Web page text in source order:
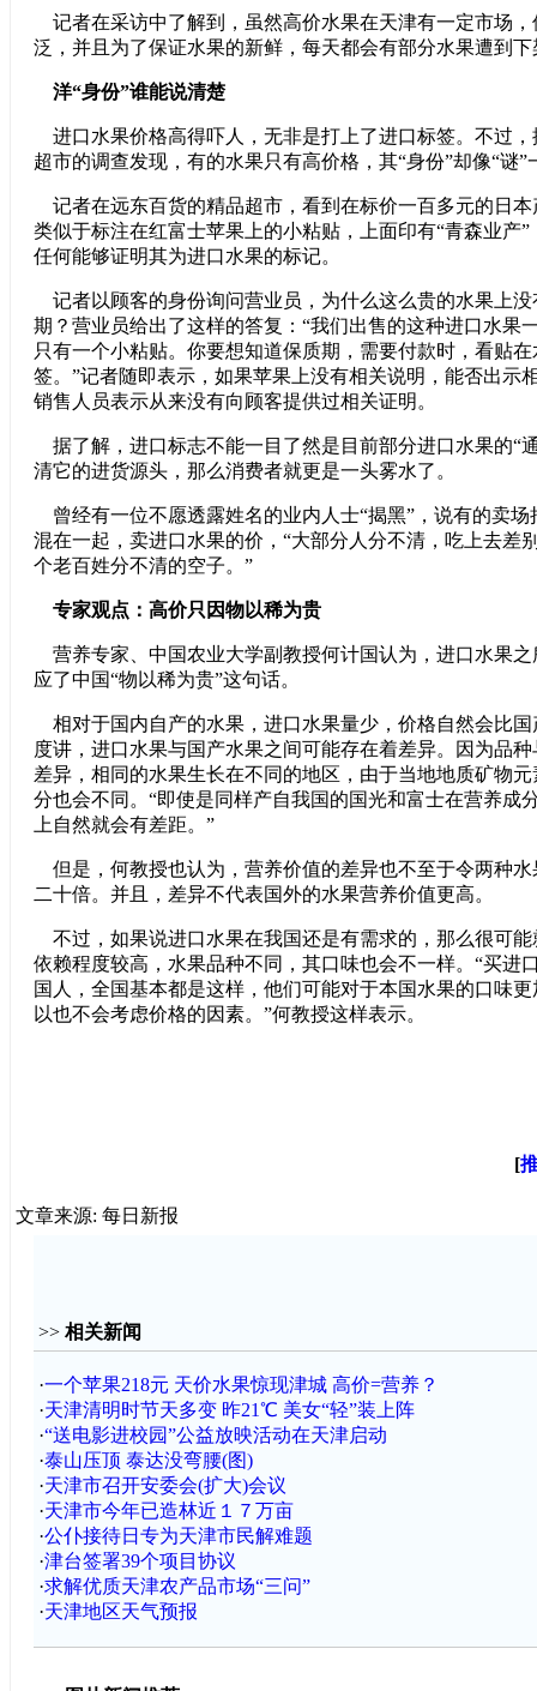
记者在采访中了解到，虽然高价水果在天津有一定市场
泛，并且为了保证水果的新鲜，每天都会有部分水果遭到
洋“身份”谁能说清楚
进口水果价格高得吓人，无非是打上了进口标签。不过
超市的调查发现，有的水果只有高价格，其“身份”却像“谜”
记者在远东百货的精品超市，看到在标价一百多元的日
类似于标注在红富士苹果上的小粘贴，上面印有“青森业产
任何能够证明其为进口水果的标记。
记者以顾客的身份询问营业员，为什么这么贵的水果上
期？营业员给出了这样的答复：“我们出售的这种进口水果
只有一个小粘贴。你要想知道保质期，需要付款时，看贴
签。”记者随即表示，如果苹果上没有相关说明，能否出示
销售人员表示从来没有向顾客提供过相关证明。
据了解，进口标志不能一目了然是目前部分进口水果的“
清它的进货源头，那么消费者就更是一头雾水了。
曾经有一位不愿透露姓名的业内人士“揭黑”，说有的卖场
混在一起，卖进口水果的价，“大部分人分不清，吃上去差
个老百姓分不清的空子。”
专家观点：高价只因物以稀为贵
营养专家、中国农业大学副教授何计国认为，进口水果
应了中国“物以稀为贵”这句话。
相对于国内自产的水果，进口水果量少，价格自然会比
度讲，进口水果与国产水果之间可能存在着差异。因为品
差异，相同的水果生长在不同的地区，由于当地地质矿物
分也会不同。“即使是同样产自我国的国光和富士在营养成
上自然就会有差距。”
但是，何教授也认为，营养价值的差异也不至于令两种
二十倍。并且，差异不代表国外的水果营养价值更高。
不过，如果说进口水果在我国还是有需求的，那么很可
依赖程度较高，水果品种不同，其口味也会不一样。“买进
国人，全国基本都是这样，他们可能对于本国水果的口味
以也不会考虑价格的因素。”何教授这样表示。
[
文章来源: 每日新报
>> 相关新闻
·一个苹果218元 天价水果惊现津城 高价=营养？
·天津清明时节天多变 昨21℃ 美女“轻”装上阵
·“送电影进校园”公益放映活动在天津启动
·泰山压顶 泰达没弯腰(图)
·天津市召开安委会(扩大)会议
·天津市今年已造林近１７万亩
·公仆接待日专为天津市民解难题
·津台签署39个项目协议
·求解优质天津农产品市场“三问”
·天津地区天气预报